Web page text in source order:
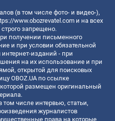
(в том числе фото- и видео-),
www.obozrevatel.com и на всех
запрещено.
получении письменного
и при условии обязательной
интернет-изданий - при
на их использование и при
открытой для поисковых
OBOZ.UA по ссылке
которой размещен оригинальный
том числе интервью, статьи,
журналистов
права на которые